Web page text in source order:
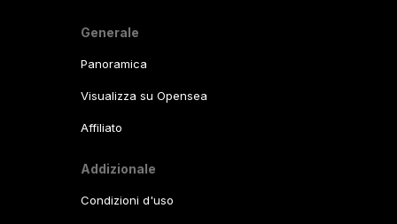
Generale
Panoramica
Visualizza su Opensea
Affiliato
Addizionale
Condizioni d'uso